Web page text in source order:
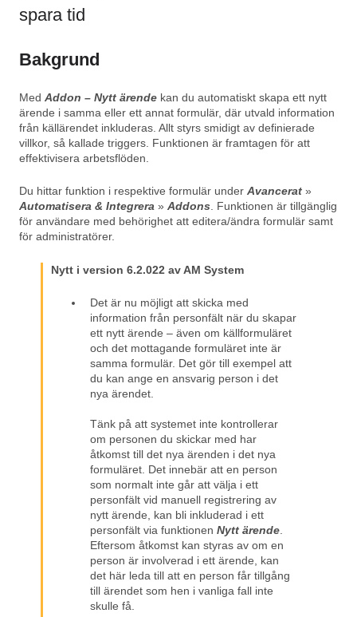
spara tid
Bakgrund
Med Addon – Nytt ärende kan du automatiskt skapa ett nytt
ärende i samma eller ett annat formulär, där utvald information
från källärendet inkluderas. Allt styrs smidigt av definierade
villkor, så kallade triggers. Funktionen är framtagen för att
effektivisera arbetsflöden.
Du hittar funktion i respektive formulär under Avancerat »
Automatisera & Integrera » Addons. Funktionen är tillgänglig
för användare med behörighet att editera/ändra formulär samt
för administratörer.
Nytt i version 6.2.022 av AM System
Det är nu möjligt att skicka med
information från personfält när du skapar
ett nytt ärende – även om källformuläret
och det mottagande formuläret inte är
samma formulär. Det gör till exempel att
du kan ange en ansvarig person i det
nya ärendet.
Tänk på att systemet inte kontrollerar
om personen du skickar med har
åtkomst till det nya ärenden i det nya
formuläret. Det innebär att en person
som normalt inte går att välja i ett
personfält vid manuell registrering av
nytt ärende, kan bli inkluderad i ett
personfält via funktionen Nytt ärende.
Eftersom åtkomst kan styras av om en
person är involverad i ett ärende, kan
det här leda till att en person får tillgång
till ärendet som hen i vanliga fall inte
skulle få.